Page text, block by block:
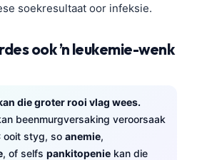
soekresultaat oor infeksie.
ook ’n leukemie-wenk
die groter rooi vlag wees.
beenmurgversaking veroorsaak
ooit styg, so anemie,
, of selfs pankitopenie kan die